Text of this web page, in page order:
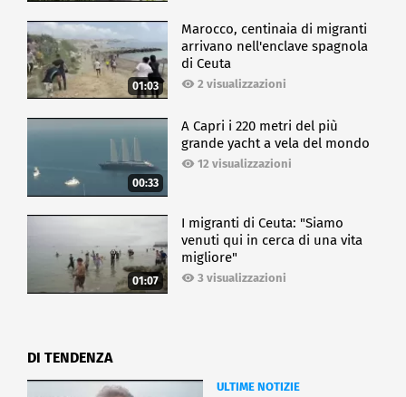
01:03
Marocco, centinaia di migranti
arrivano nell'enclave spagnola
di Ceuta
2 visualizzazioni
00:33
A Capri i 220 metri del più
grande yacht a vela del mondo
12 visualizzazioni
01:07
I migranti di Ceuta: "Siamo
venuti qui in cerca di una vita
migliore"
3 visualizzazioni
DI TENDENZA
ULTIME NOTIZIE